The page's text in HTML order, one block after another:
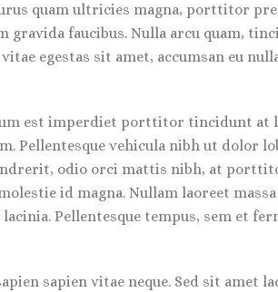
quam ultricies magna, porttitor
faucibus. Nulla arcu quam,
egestas sit amet, accumsan eu
est imperdiet porttitor tincidunt at
Pellentesque vehicula nibh ut dolor
odio orci mattis nibh, at
id magna. Nullam laoreet
Pellentesque tempus, sem et
sapien vitae neque. Sed sit amet